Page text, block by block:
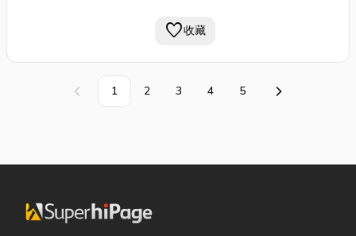
favorite收藏
上一頁 1 2 3 4 5 下一頁